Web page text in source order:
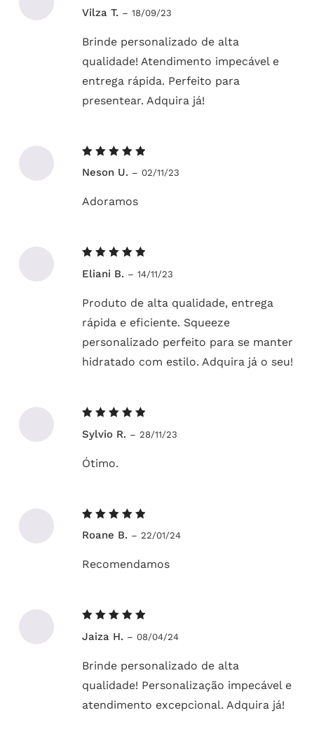
5de 5
Vilza T. – 18/09/23
Brinde personalizado de alta
qualidade! Atendimento impecável e
entrega rápida. Perfeito para
presentear. Adquira já!
5de 5
Neson U. – 02/11/23
Adoramos
5de 5
Eliani B. – 14/11/23
Produto de alta qualidade, entrega
rápida e eficiente. Squeeze
personalizado perfeito para se manter
hidratado com estilo. Adquira já o seu!
5de 5
Sylvio R. – 28/11/23
Ótimo.
5de 5
Roane B. – 22/01/24
Recomendamos
5de 5
Jaiza H. – 08/04/24
Brinde personalizado de alta
qualidade! Personalização impecável e
atendimento excepcional. Adquira já!